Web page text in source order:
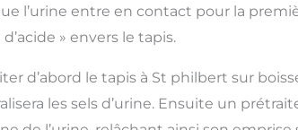
l’urine entre en contact pour la
» envers le tapis.
d’abord le tapis à St philbert sur
les sels d’urine. Ensuite un